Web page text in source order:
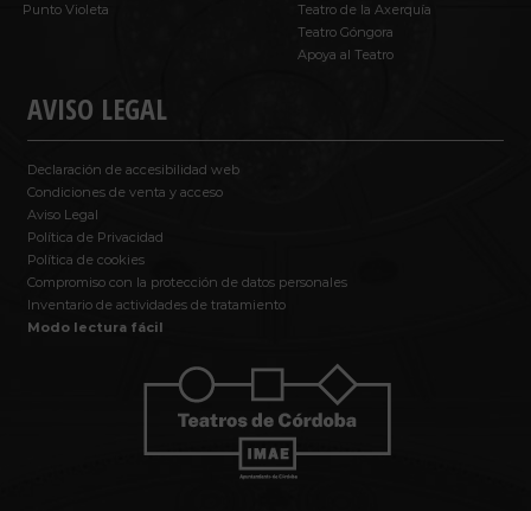
Punto Violeta
AVISO LEGAL
Declaración de accesibilidad web
Condiciones de venta y acceso
Aviso Legal
Política de Privacidad
Política de cookies
Compromiso con la protección de datos personales
Inventario de actividades de tratamiento
Modo lectura fácil
Teatro de la Axerquía
Teatro Góngora
Apoya al Teatro